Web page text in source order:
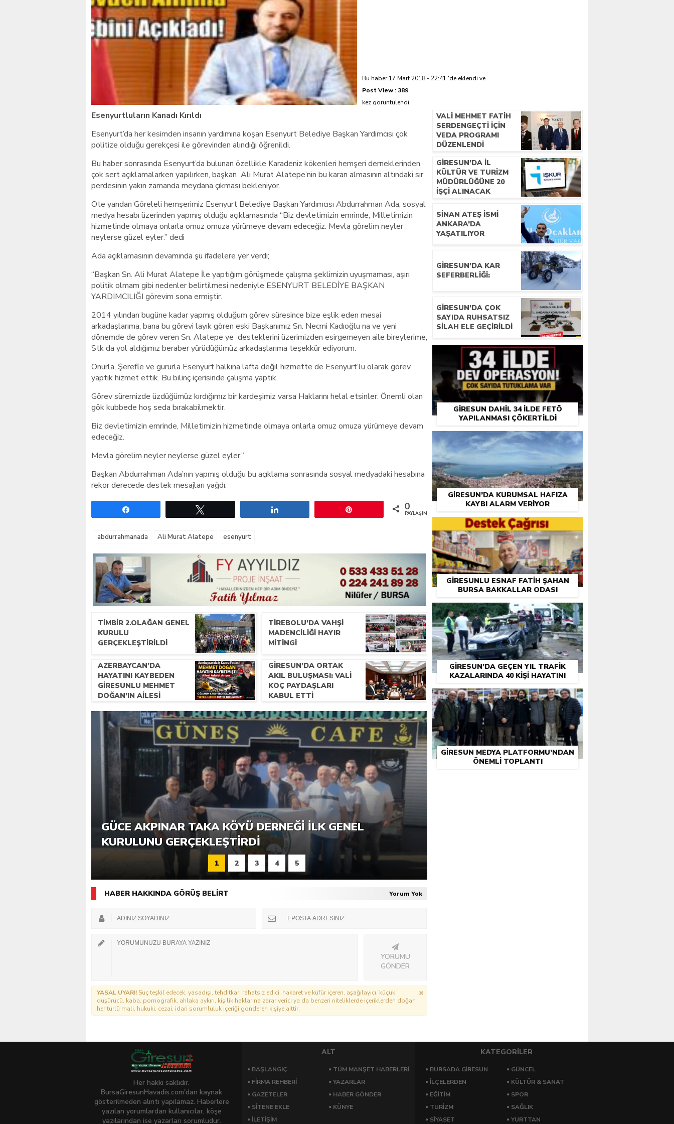
Giresunlu sürücü Orhangazi’de hayatını kaybetti
Bu haber 17 Mart 2018 - 22:41 'de eklendi ve
Post View : 389
kez görüntülendi.
Esenyurtluların Kanadı Kırıldı
Esenyurt’da her kesimden insanın yardımına koşan Esenyurt Belediye Başkan Yardımcısı çok
politize olduğu gerekçesi ile görevinden alındığı öğrenildi.
Bu haber sonrasında Esenyurt’da bulunan özellikle Karadeniz kökenleri hemşeri derneklerinden
çok sert açıklamalarken yapılırken, başkan Ali Murat Alatepe’nin bu kararı almasının altındaki sır
perdesinin yakın zamanda meydana çıkması bekleniyor.
Öte yandan Göreleli hemşerimiz Esenyurt Belediye Başkan Yardımcısı Abdurrahman Ada, sosyal
medya hesabı üzerinden yapmış olduğu açıklamasında “Biz devletimizin emrinde, Milletimizin
hizmetinde olmaya onlarla omuz omuza yürümeye devam edeceğiz. Mevla görelim neyler
neylerse güzel eyler.” dedi
Ada açıklamasının devamında şu ifadelere yer verdi;
“Başkan Sn. Ali Murat Alatepe İle yaptığım görüşmede çalışma şeklimizin uyuşmaması, aşırı
politik olmam gibi nedenler belirtilmesi nedeniyle ESENYURT BELEDİYE BAŞKAN
YARDIMCILIĞI görevim sona ermiştir.
2014 yılından bugüne kadar yapmış olduğum görev süresince bize eşlik eden mesai
arkadaşlarıma, bana bu görevi layık gören eski Başkanımız Sn. Necmi Kadıoğlu na ve yeni
dönemde de görev veren Sn. Alatepe ye desteklerini üzerimizden esirgemeyen aile bireylerime,
Stk da yol aldığımız beraber yürüdüğümüz arkadaşlarıma teşekkür ediyorum.
Onurla, Şerefle ve gururla Esenyurt halkına lafta değil hizmette de Esenyurt’lu olarak görev
yaptık hizmet ettik. Bu bilinç içerisinde çalışma yaptık.
Görev süremizde üzdüğümüz kırdığımız bir kardeşimiz varsa Haklarını helal etsinler. Önemli olan
gök kubbede hoş seda bırakabilmektir.
Biz devletimizin emrinde, Milletimizin hizmetinde olmaya onlarla omuz omuza yürümeye devam
edeceğiz.
Mevla görelim neyler neylerse güzel eyler.”
Başkan Abdurrahman Ada’nın yapmış olduğu bu açıklama sonrasında sosyal medyadaki hesabına
rekor derecede destek mesajları yağdı.
0
PAYLAŞIMLAR
abdurrahmanada Ali Murat Alatepe esenyurt
TİMBİR 2.OLAĞAN GENEL
KURULU
GERÇEKLEŞTIRILDI
TIREBOLU’DA VAHŞI
MADENCILIĞI HAYIR
MITINGI
AZERBAYCAN’DA
HAYATINI KAYBEDEN
GIRESUNLU MEHMET
DOĞAN’IN AILESI
GIRESUN’DA ORTAK
AKIL BULUŞMASI: VALI
KOÇ PAYDAŞLARI
KABUL ETTI
6. GÜCE TEKKEKÖY DERNEĞI PIKNIK ŞÖLENI YOĞUN
KATILIMLA GERÇEKLEŞTI
GÜCE AKPINAR TAKA KÖYÜ DERNEĞI İLK GENEL
KURULUNU GERÇEKLEŞTIRDI
1 2 3 4 5
HABER HAKKINDA GÖRÜŞ BELİRT Yorum Yok
YORUMU
GÖNDER
YASAL UYARI! Suç teşkil edecek, yasadışı, tehditkar, rahatsız edici, hakaret ve küfür içeren, aşağılayıcı, küçük
düşürücü, kaba, pornografik, ahlaka aykırı, kişilik haklarına zarar verici ya da benzeri niteliklerde içeriklerden doğan
her türlü mali, hukuki, cezai, idari sorumluluk içeriği gönderen kişiye aittir.
VALI MEHMET FATIH
SERDENGEÇTI İÇIN
VEDA PROGRAMI
DÜZENLENDI
GIRESUN’DA İL
KÜLTÜR VE TURIZM
MÜDÜRLÜĞÜNE 20
İŞÇI ALINACAK
SINAN ATEŞ İSMI
ANKARA’DA
YAŞATILIYOR
GIRESUN’DA KAR
SEFERBERLIĞI:
GIRESUN’DA ÇOK
SAYIDA RUHSATSIZ
SILAH ELE GEÇIRILDI
GIRESUN DAHIL 34 ILDE FETÖ
YAPILANMASI ÇÖKERTILDI
GIRESUN’DA KURUMSAL HAFIZA
KAYBI ALARM VERIYOR
GIRESUNLU ESNAF FATIH ŞAHAN
BURSA BAKKALLAR ODASI
GIRESUN’DA GEÇEN YIL TRAFIK
KAZALARINDA 40 KIŞI HAYATINI
GIRESUN MEDYA PLATFORMU’NDAN
ÖNEMLI TOPLANTI
Her hakkı saklıdır.
BursaGiresunHavadis.com'dan kaynak
gösterilmeden alıntı yapılamaz. Haberlere
yazılan yorumlardan kullanıcılar, köşe
yazılarından ise yazarları sorumludur.
ALT
BAŞLANGIÇ
TÜM MANŞET HABERLERİ
FİRMA REHBERİ
YAZARLAR
GAZETELER
HABER GÖNDER
SİTENE EKLE
KÜNYE
İLETİŞİM
KATEGORİLER
BURSADA GİRESUN
GÜNCEL
İLÇELERDEN
KÜLTÜR & SANAT
EĞİTİM
SPOR
TURİZM
SAĞLIK
SİYASET
YURTTAN